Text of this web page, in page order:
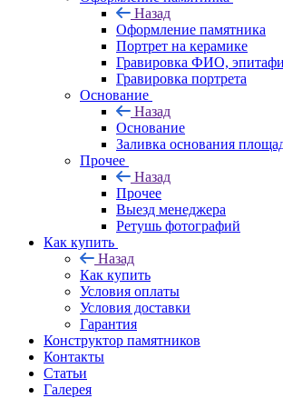
Назад
Оформление памятника
Портрет на керамике
Гравировка ФИО,
Гравировка портрета
Основание
Назад
Основание
Заливка основания
Прочее
Назад
Прочее
Выезд менеджера
Ретушь фотографий
Как купить
Назад
Как купить
Условия оплаты
Условия доставки
Гарантия
Конструктор памятников
Контакты
Статьи
Галерея